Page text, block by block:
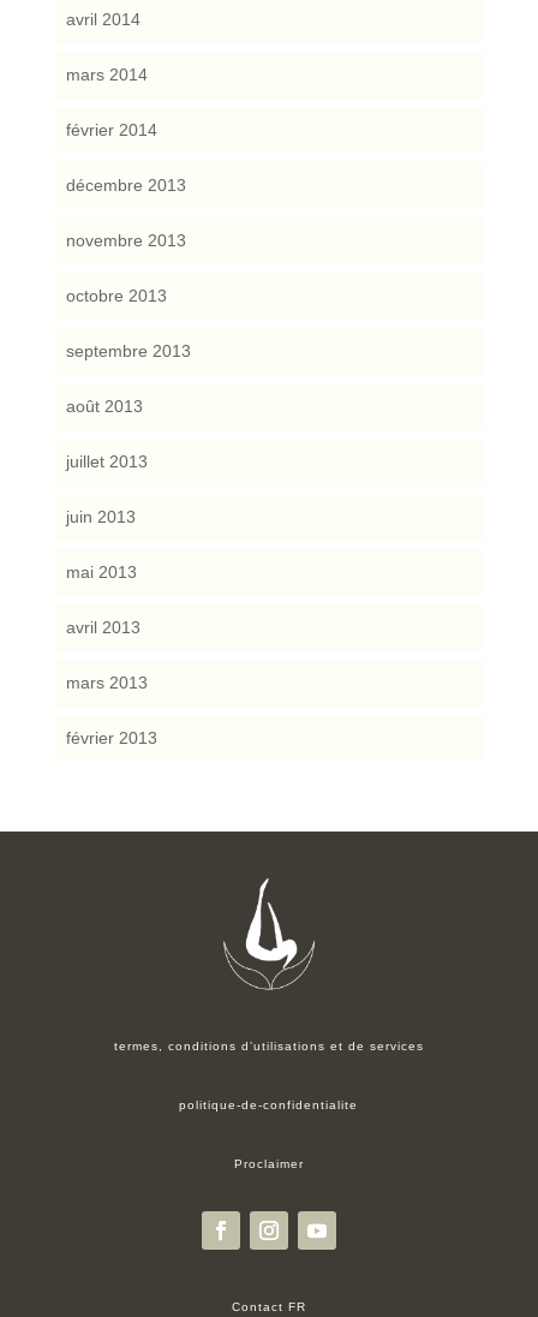
avril 2014
mars 2014
février 2014
décembre 2013
novembre 2013
octobre 2013
septembre 2013
août 2013
juillet 2013
juin 2013
mai 2013
avril 2013
mars 2013
février 2013
termes, conditions d’utilisations et de services
politique-de-confidentialite
Proclaimer
Contact FR